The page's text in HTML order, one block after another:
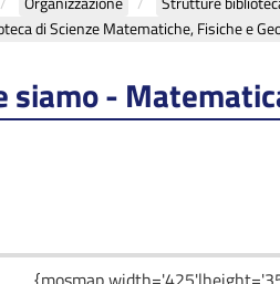
di Scienze Matematiche, Fisiche e
siamo -